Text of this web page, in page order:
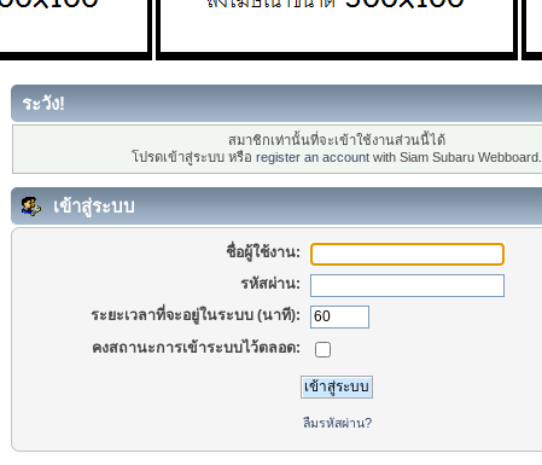
ระวัง!
สมาชิกเท่านั้นที่จะเข้าใช้งานส่วนนี้ได้
โปรดเข้าสู่ระบบ หรือ register an account with Siam Subaru Webboard.
เข้าสู่ระบบ
ชื่อผู้ใช้งาน:
รหัสผ่าน:
ระยะเวลาที่จะอยู่ในระบบ (นาที):
คงสถานะการเข้าระบบไว้ตลอด:
ลืมรหัสผ่าน?